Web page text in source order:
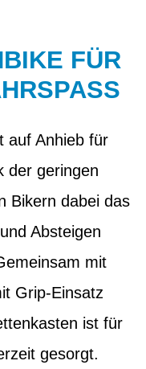
FÜR
auf Anhieb für
der geringen
Bikern dabei das
Absteigen
mit
Grip-Einsatz
ist für
gesorgt.